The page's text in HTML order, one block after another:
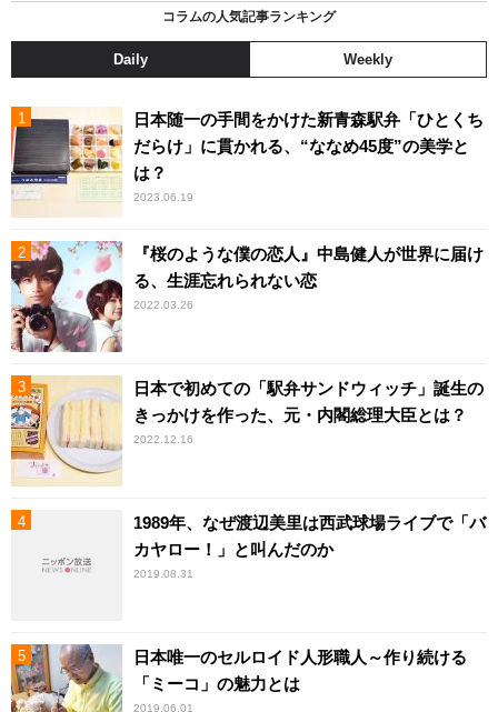
コラムの人気記事ランキング
Daily Weekly
日本随一の手間をかけた新青森駅弁「ひとくち
だらけ」に貫かれる、“ななめ45度”の美学と
は？
2023.06.19
『桜のような僕の恋人』中島健人が世界に届け
る、生涯忘れられない恋
2022.03.26
日本で初めての「駅弁サンドウィッチ」誕生の
きっかけを作った、元・内閣総理大臣とは？
2022.12.16
1989年、なぜ渡辺美里は西武球場ライブで「バ
カヤロー！」と叫んだのか
2019.08.31
日本唯一のセルロイド人形職人～作り続ける
「ミーコ」の魅力とは
2019.06.01